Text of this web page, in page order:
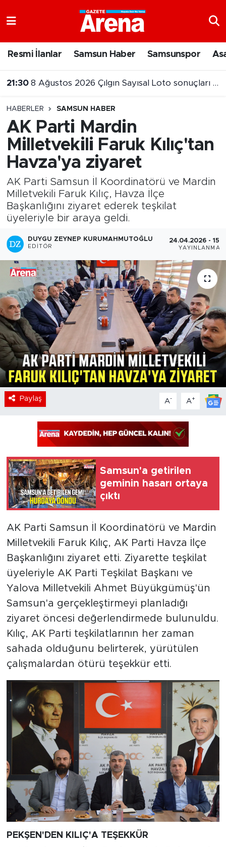
Resmi İlanlar Samsun Haber Samsunspor
21:30 8 Ağustos 2026 Çılgın Sayısal Loto sonuçları belli oldu
HABERLER SAMSUN HABER
AK Parti Mardin
Milletvekili Faruk Kılıç'tan
Havza'ya ziyaret
AK Parti Samsun İl Koordinatörü ve Mardin
Milletvekili Faruk Kılıç, Havza İlçe
Başkanlığını ziyaret ederek teşkilat
üyeleriyle bir araya geldi.
DUYGU ZEYNEP KURUMAHMUTOĞLU
EDITÖR
24.04.2026 -
YAYINLANMA
Paylaş A- A+
Samsun'a getirilen
geminin hasarı ortaya
çıktı
AK Parti Samsun İl Koordinatörü ve Mardin
Milletvekili Faruk Kılıç, AK Parti Havza İlçe
Başkanlığını ziyaret etti. Ziyarette teşkilat
üyeleriyle AK Parti Teşkilat Başkanı ve
Yalova Milletvekili Ahmet Büyükgümüş'ün
Samsun'a gerçekleştirmeyi planladığı
ziyaret öncesi değerlendirmede bulunuldu.
Kılıç, AK Parti teşkilatlarının her zaman
sahada olduğunu belirterek, yürütülen
çalışmalardan ötürü teşekkür etti.
PEKŞEN'DEN KILIÇ'A TEŞEKKÜR
Samsun Namaz Vakitleri
Süper Lig Puan Durumu ve Fikstür
Tüm Manşetler
Son Dakika Haberleri
Haber Arşivi